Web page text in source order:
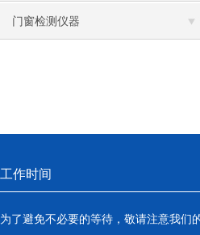
门窗检测仪器
工作时间
为了避免不必要的等待，敬请注意我们